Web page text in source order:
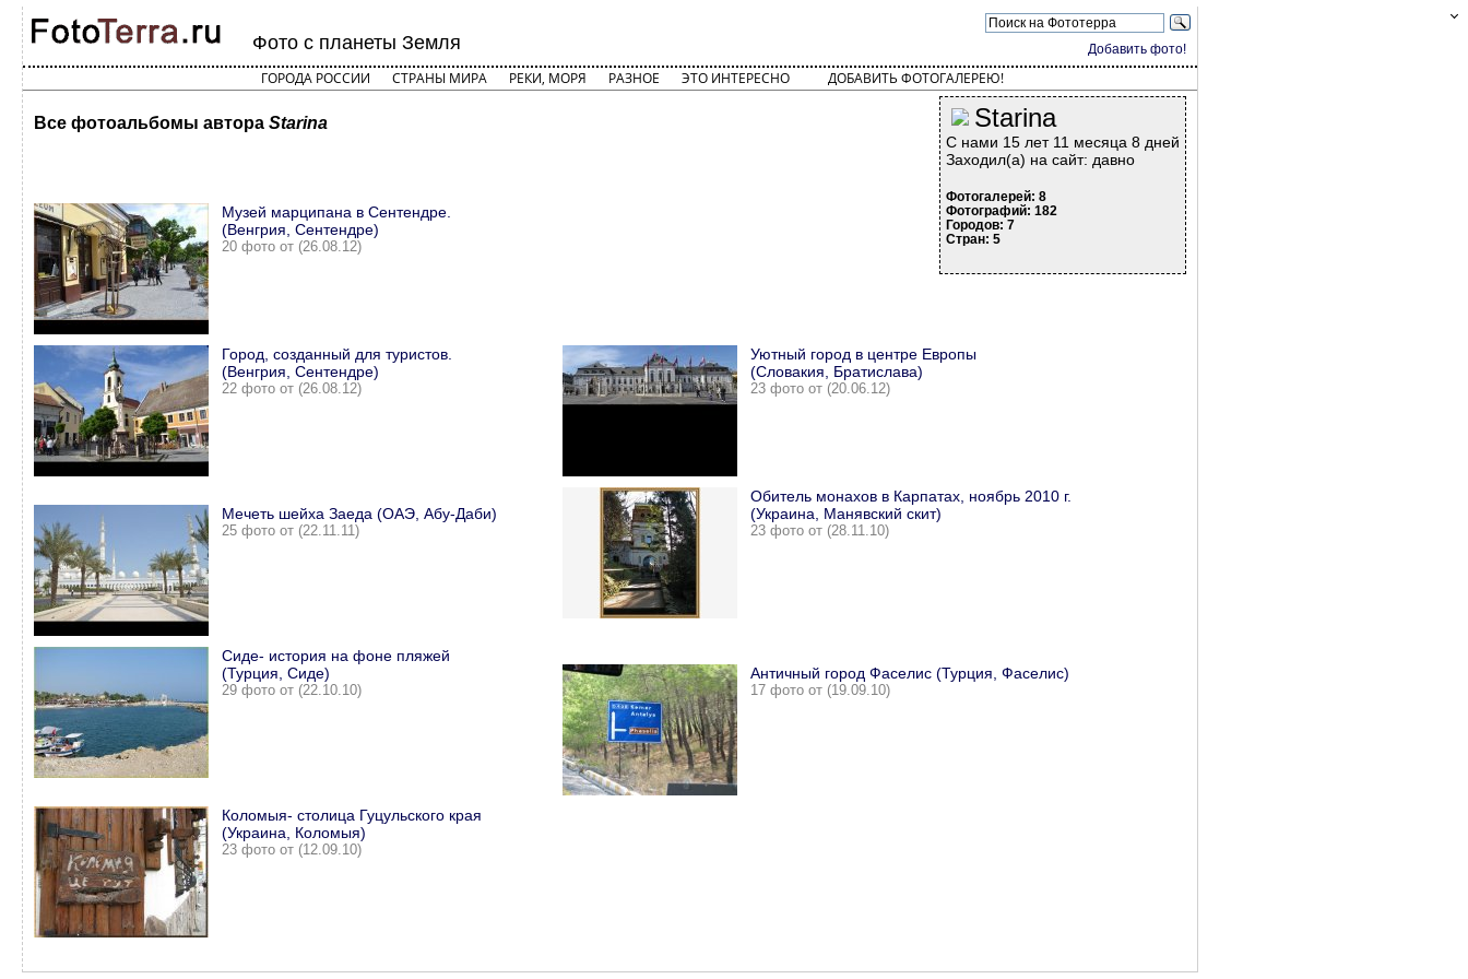
Добавить фото!
Фото с планеты Земля
ГОРОДА РОССИИ СТРАНЫ МИРА РЕКИ, МОРЯ РАЗНОЕ ЭТО ИНТЕРЕСНО ДОБАВИТЬ ФОТОГАЛЕРЕЮ!
Starina
С нами 15 лет 11 месяца 8 дней
Заходил(а) на сайт: давно
Фотогалерей: 8
Фотографий: 182
Городов: 7
Стран: 5
Все фотоальбомы автора Starina
Музей марципана в Сентендре.
(Венгрия, Сентендре)
20 фото от (26.08.12)
Город, созданный для туристов.
(Венгрия, Сентендре)
22 фото от (26.08.12)
Уютный город в центре Европы
(Словакия, Братислава)
23 фото от (20.06.12)
Мечеть шейха Заеда (ОАЭ, Абу-Даби)
25 фото от (22.11.11)
Обитель монахов в Карпатах, ноябрь 2010 г.
(Украина, Манявский скит)
23 фото от (28.11.10)
Сиде- история на фоне пляжей
(Турция, Сиде)
29 фото от (22.10.10)
Античный город Фаселис (Турция, Фаселис)
17 фото от (19.09.10)
Коломыя- столица Гуцульского края
(Украина, Коломыя)
23 фото от (12.09.10)